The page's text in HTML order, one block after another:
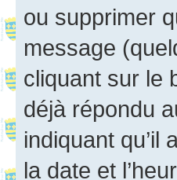
ou supprimer
message
cliquant sur le
déjà répondu
indiquant qu’il
la date et